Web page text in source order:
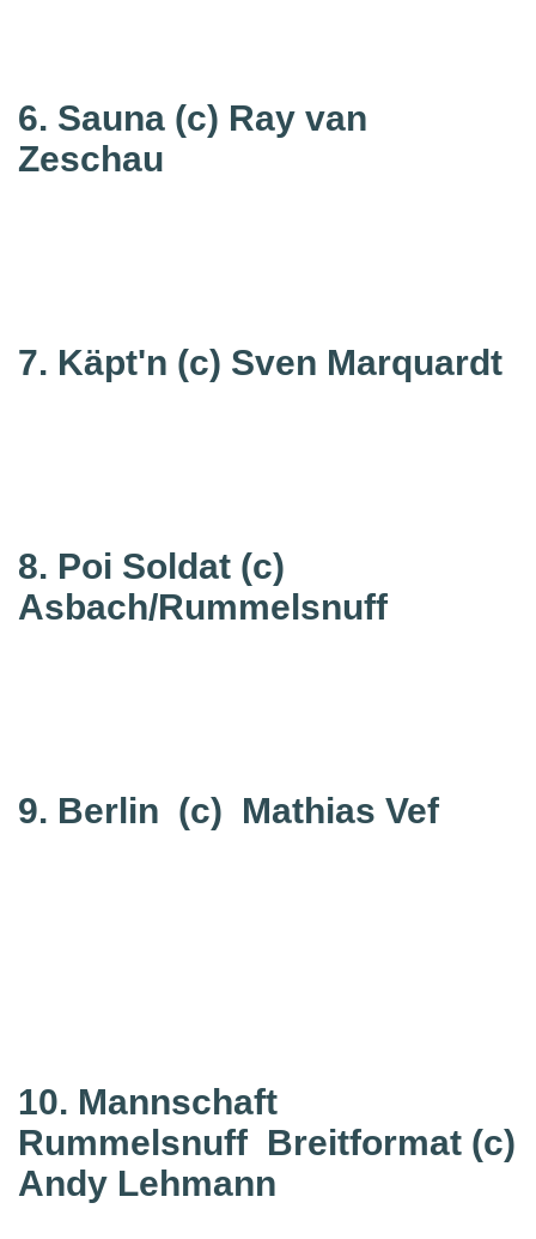
6. Sauna (c) Ray van
Zeschau
7. Käpt'n (c) Sven Marquardt
8. Poi Soldat (c)
Asbach/Rummelsnuff
9. Berlin (c) Mathias Vef
10. Mannschaft
Rummelsnuff Breitformat (c)
Andy Lehmann